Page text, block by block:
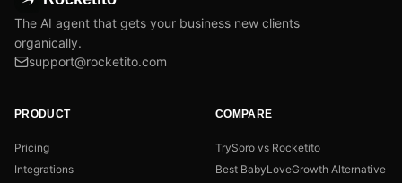
The AI agent that gets your business new clients
organically.
support@rocketito.com
PRODUCT
Pricing
Integrations
COMPARE
TrySoro vs Rocketito
Best BabyLoveGrowth Alternative